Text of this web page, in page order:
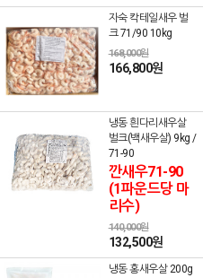
자숙 칵테일새우 벌
크 71/90 10kg
168,000원
166,800원
냉동 흰다리새우살
벌크(백새우살) 9kg /
71-90
깐새우71-90
(1파운드당 마
리수)
140,000원
132,500원
냉동 홍새우살 200g